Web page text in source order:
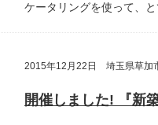
ケータリングを使って、
2015年12月22日 埼玉県草